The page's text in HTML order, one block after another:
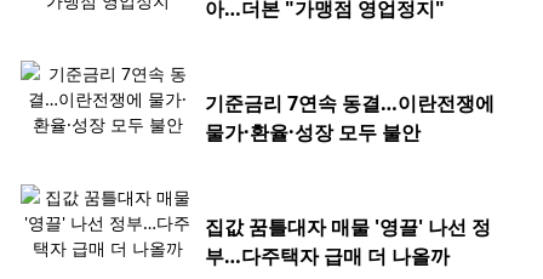
아…더본 "가맹점 영업정지"
기준금리 7연속 동결…이란전쟁에
물가·환율·성장 모두 불안
집값 꿈틀대자 매물 '영끌' 나선 정
부…다주택자 급매 더 나올까